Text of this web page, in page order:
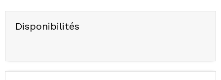
Disponibilités